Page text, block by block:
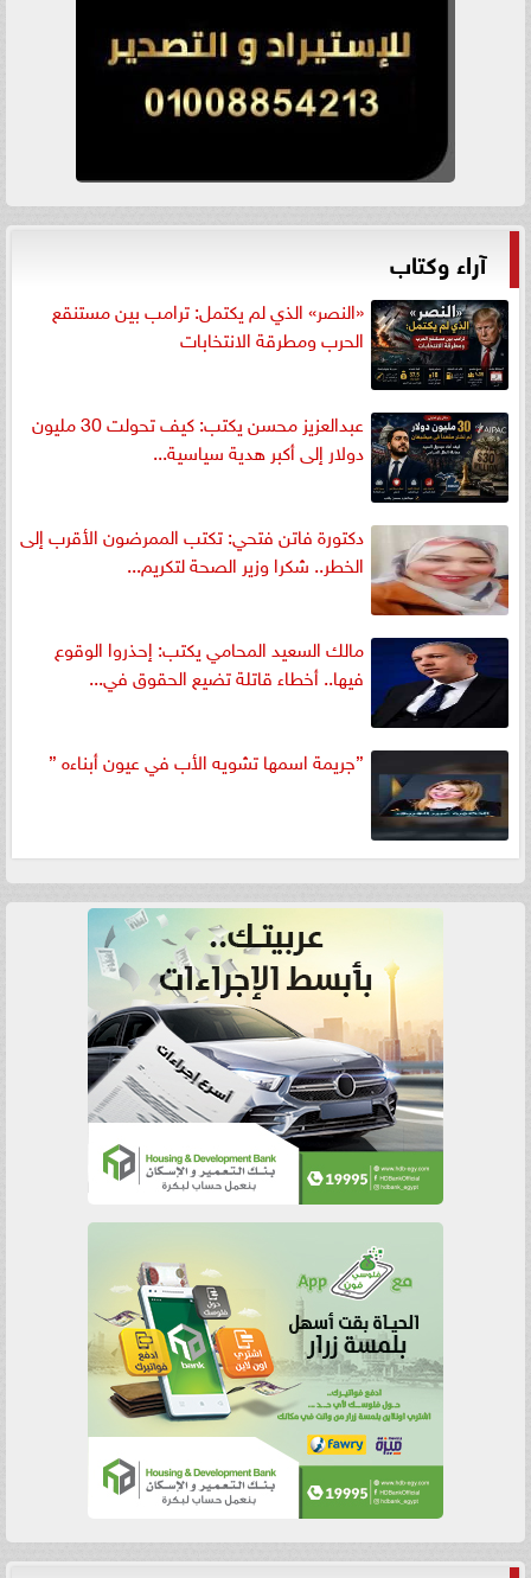
آراء وكتاب
«النصر» الذي لم يكتمل: ترامب بين مستنقع
الحرب ومطرقة الانتخابات
عبدالعزيز محسن يكتب: كيف تحولت 30 مليون
دولار إلى أكبر هدية سياسية...
دكتورة فاتن فتحي: تكتب الممرضون الأقرب إلى
الخطر.. شكرا وزير الصحة لتكريم...
مالك السعيد المحامي يكتب: إحذروا الوقوع
فيها.. أخطاء قاتلة تضيع الحقوق في...
”جريمة اسمها تشويه الأب في عيون أبناءه ”